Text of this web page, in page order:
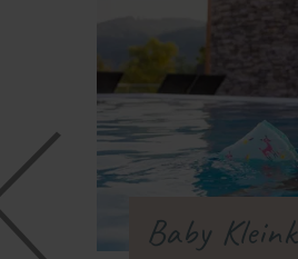
Baby